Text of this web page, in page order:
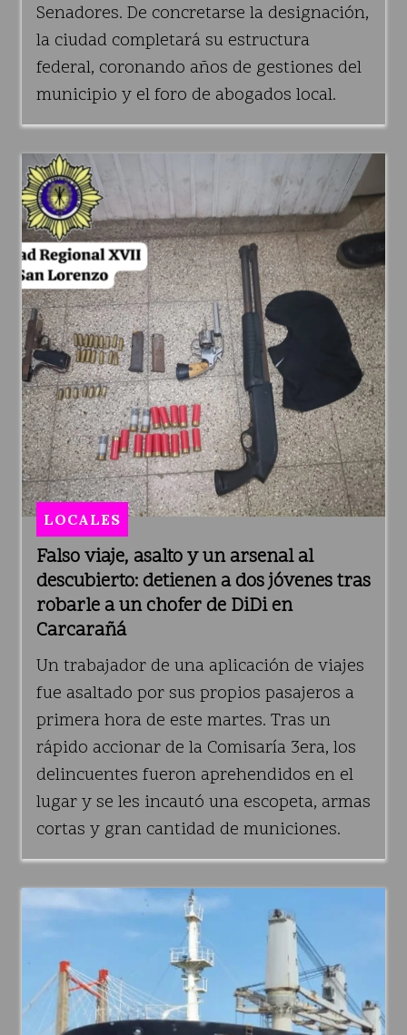
Senadores. De concretarse la designación,
la ciudad completará su estructura
federal, coronando años de gestiones del
municipio y el foro de abogados local.
Falso viaje, asalto y un arsenal al
descubierto: detienen a dos jóvenes tras
robarle a un chofer de DiDi en
Carcarañá
LOCALES
Un trabajador de una aplicación de viajes
fue asaltado por sus propios pasajeros a
primera hora de este martes. Tras un
rápido accionar de la Comisaría 3era, los
delincuentes fueron aprehendidos en el
lugar y se les incautó una escopeta, armas
cortas y gran cantidad de municiones.